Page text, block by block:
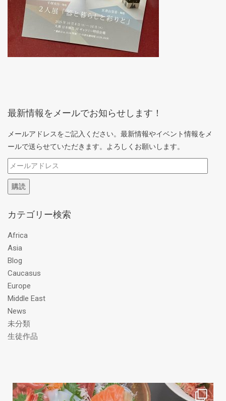
最新情報をメールでお知らせします！
メールアドレスをご記入ください。最新情報やイベント情報をメ
ールで送らせていただきます。よろしくお願いします。
メ
ー
ル
ド
ス
購読
カテゴリー検索
Africa
Asia
Blog
Caucasus
Europe
Middle East
News
未分類
生徒作品